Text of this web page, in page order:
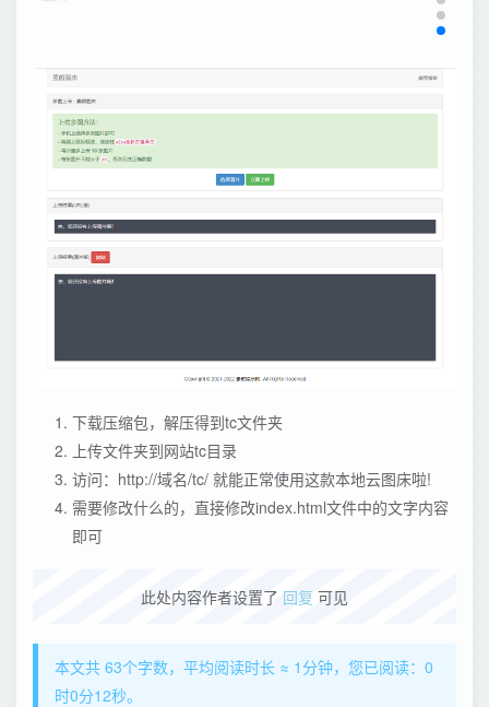
下载压缩包，解压得到tc文件夹
上传文件夹到网站tc目录
访问：http://域名/tc/ 就能正常使用这款本地云图床啦!
需要修改什么的，直接修改index.html文件中的文字内容
即可
此处内容作者设置了 回复 可见
本文共 63个字数，平均阅读时长 ≈ 1分钟，您已阅读：0
时0分12秒。